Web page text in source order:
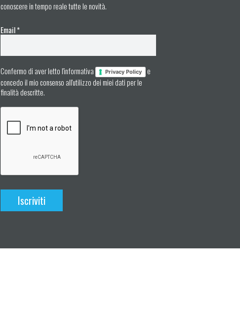
conoscere in tempo reale tutte le novità.
Email*
Confermo di aver letto l'informativa Privacy Policy
e
concedo il mio consenso all'utilizzo dei miei dati per le
finalità descritte.